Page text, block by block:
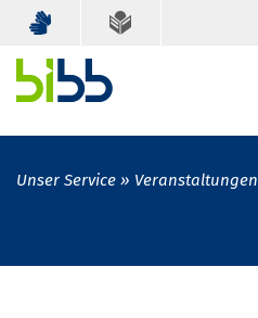
Unser Service Veranstaltungen